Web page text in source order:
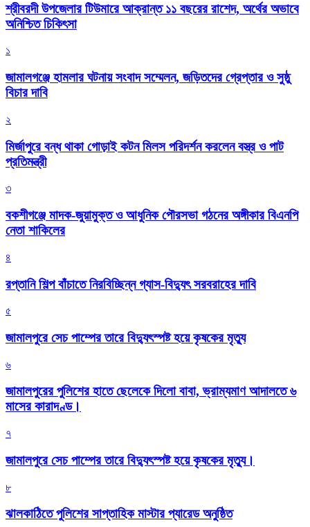
শ্রীবরদী উপজেলার টিউমারে আক্রান্ত ১১ বছরের রাশেদ, অর্থের অভাবে
অনিশ্চিত চিকিৎসা
১
জামালগঞ্জে হামলার ঘটনায় সংবাদ সম্মেলন, জড়িতদের গ্রেপ্তার ও সুষ্ঠু
বিচার দাবি
২
মির্জাপুরে বন্ধ থাকা গোড়াই কটন মিলস পরিদর্শন করলেন বস্ত্র ও পাট
প্রতিমন্ত্রী
৩
বকশীগঞ্জে মাদক-জুয়ামুক্ত ও আধুনিক পৌরসভা গঠনের অঙ্গীকার বিএনপি
নেতা শাকিলের
৪
রপ্তানি শিল্প বাঁচাতে নিরবিচ্ছিন্ন গ্যাস-বিদ্যুৎ সরবরাহের দাবি
৫
জামালপুরে সেচ পাম্পের তারে বিদ্যুৎস্পষ্ট হয়ে কৃষকের মৃত্যু
৬
জামালপুরের পুলিশের হাতে ছেলেকে দিলো বাবা, ভ্রাম্যমাণ আদালতে ৬
মাসের কারাদণ্ড।
৭
জামালপুরে সেচ পাম্পের তারে বিদ্যুৎস্পষ্ট হয়ে কৃষকের মৃত্যু।
৮
‎ঝালকাঠিতে পুলিশের সাপ্তাহিক মাস্টার প্যারেড অনুষ্ঠিত